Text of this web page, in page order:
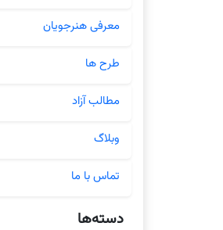
معرفی هنرجویان
طرح ها
مطالب آزاد
وبلاگ
تماس با ما
دسته‌ها